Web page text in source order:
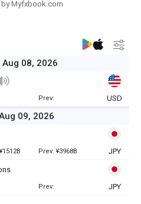
by Myfxbook.com